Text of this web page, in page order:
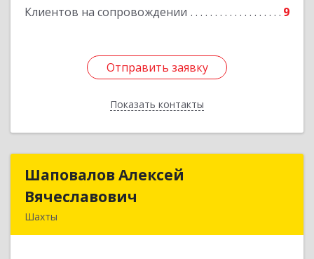
Клиентов на сопровождении 9
Отправить заявку
Показать контакты
Отправить заявку
Назад
Шаповалов Алексей
Вячеславович
Шахты
Шаповалов Алексей